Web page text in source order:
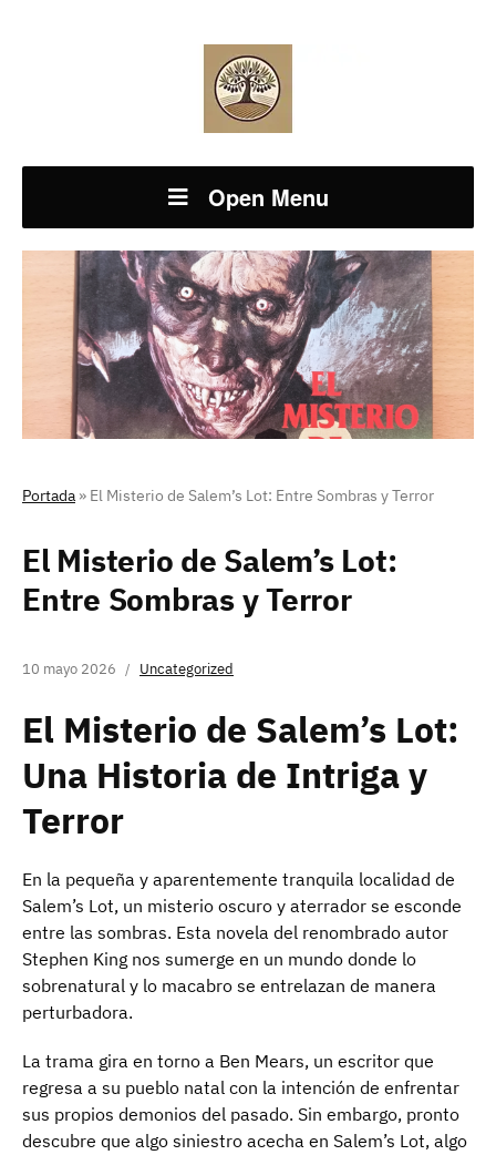
Open Menu
Portada » El Misterio de Salem’s Lot: Entre Sombras y Terror
El Misterio de Salem’s Lot:
Entre Sombras y Terror
10 mayo 2026 Uncategorized
El Misterio de Salem’s Lot:
Una Historia de Intriga y
Terror
En la pequeña y aparentemente tranquila localidad de
Salem’s Lot, un misterio oscuro y aterrador se esconde
entre las sombras. Esta novela del renombrado autor
Stephen King nos sumerge en un mundo donde lo
sobrenatural y lo macabro se entrelazan de manera
perturbadora.
La trama gira en torno a Ben Mears, un escritor que
regresa a su pueblo natal con la intención de enfrentar
sus propios demonios del pasado. Sin embargo, pronto
descubre que algo siniestro acecha en Salem’s Lot, algo